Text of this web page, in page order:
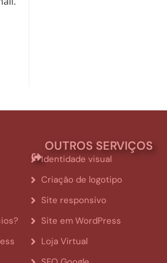
OUTROS SERVIÇOS
Identidade visual
Criação de logotipo
Site responsivo
Site em WordPress
Loja Virtual